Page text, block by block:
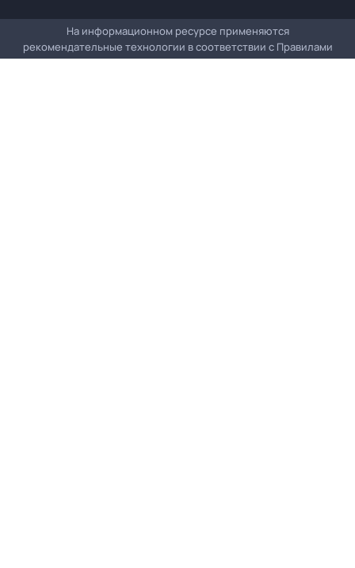
На информационном ресурсе применяются
рекомендательные технологии в соответствии с Правилами